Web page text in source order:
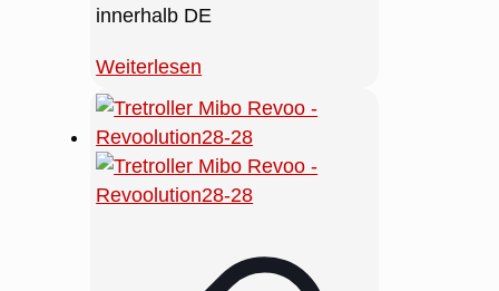
innerhalb DE
Weiterlesen